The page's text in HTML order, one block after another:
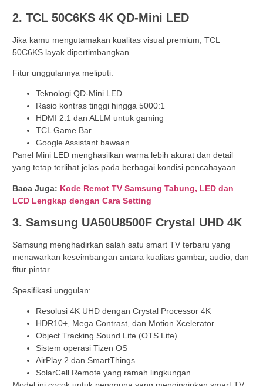
2. TCL 50C6KS 4K QD-Mini LED
Jika kamu mengutamakan kualitas visual premium, TCL
50C6KS layak dipertimbangkan.
Fitur unggulannya meliputi:
Teknologi QD-Mini LED
Rasio kontras tinggi hingga 5000:1
HDMI 2.1 dan ALLM untuk gaming
TCL Game Bar
Google Assistant bawaan
Panel Mini LED menghasilkan warna lebih akurat dan detail
yang tetap terlihat jelas pada berbagai kondisi pencahayaan.
Baca Juga: Kode Remot TV Samsung Tabung, LED dan
LCD Lengkap dengan Cara Setting
3. Samsung UA50U8500F Crystal UHD 4K
Samsung menghadirkan salah satu smart TV terbaru yang
menawarkan keseimbangan antara kualitas gambar, audio, dan
fitur pintar.
Spesifikasi unggulan:
Resolusi 4K UHD dengan Crystal Processor 4K
HDR10+, Mega Contrast, dan Motion Xcelerator
Object Tracking Sound Lite (OTS Lite)
Sistem operasi Tizen OS
AirPlay 2 dan SmartThings
SolarCell Remote yang ramah lingkungan